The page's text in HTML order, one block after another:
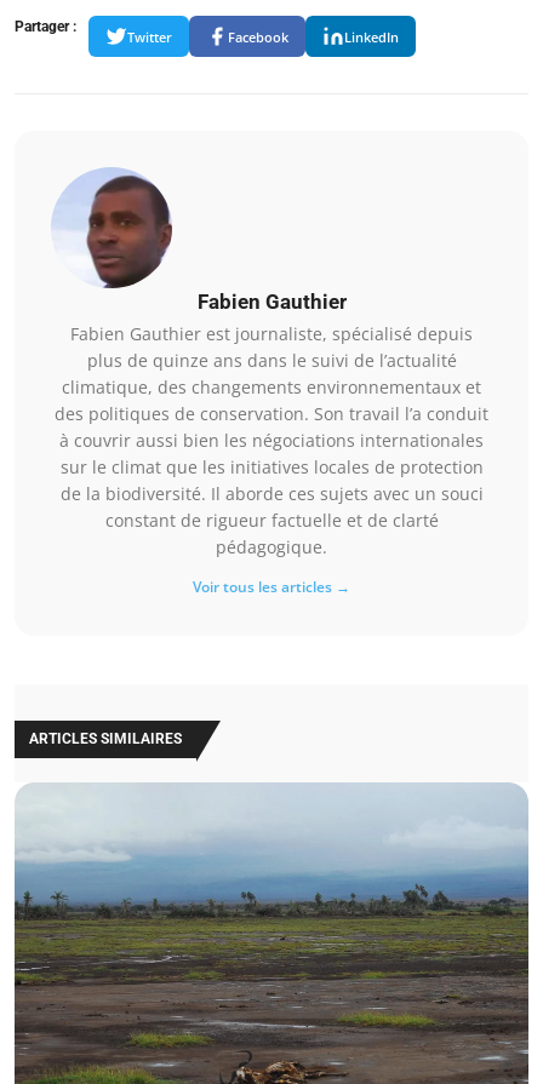
Partager :
Twitter Facebook LinkedIn
Fabien Gauthier
Fabien Gauthier est journaliste, spécialisé depuis
plus de quinze ans dans le suivi de l’actualité
climatique, des changements environnementaux et
des politiques de conservation. Son travail l’a conduit
à couvrir aussi bien les négociations internationales
sur le climat que les initiatives locales de protection
de la biodiversité. Il aborde ces sujets avec un souci
constant de rigueur factuelle et de clarté
pédagogique.
Voir tous les articles →
ARTICLES SIMILAIRES